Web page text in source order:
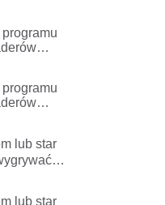
lub star
lub star